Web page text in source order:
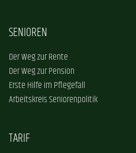
SENIOREN
Der Weg zur Rente
Der Weg zur Pension
Erste Hilfe im Pflegefall
Arbeitskreis Seniorenpolitik
TARIF